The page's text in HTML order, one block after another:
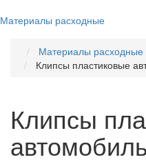
Материалы расходные
Материалы расходные
Клипсы пластиковые
Клипсы